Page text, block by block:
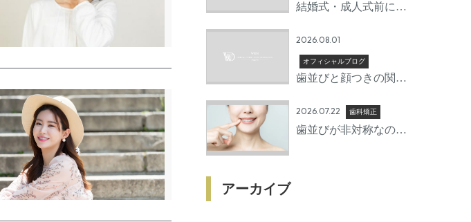
結婚式・成人式前に矯
ら？後悔しないための
準備期間とは
2026.08.01
オフィシャルブログ
歯並びと顔つきの関係 |
象
2026.07.22 歯科矯正
歯並びが非対称なのは
アーカイブ